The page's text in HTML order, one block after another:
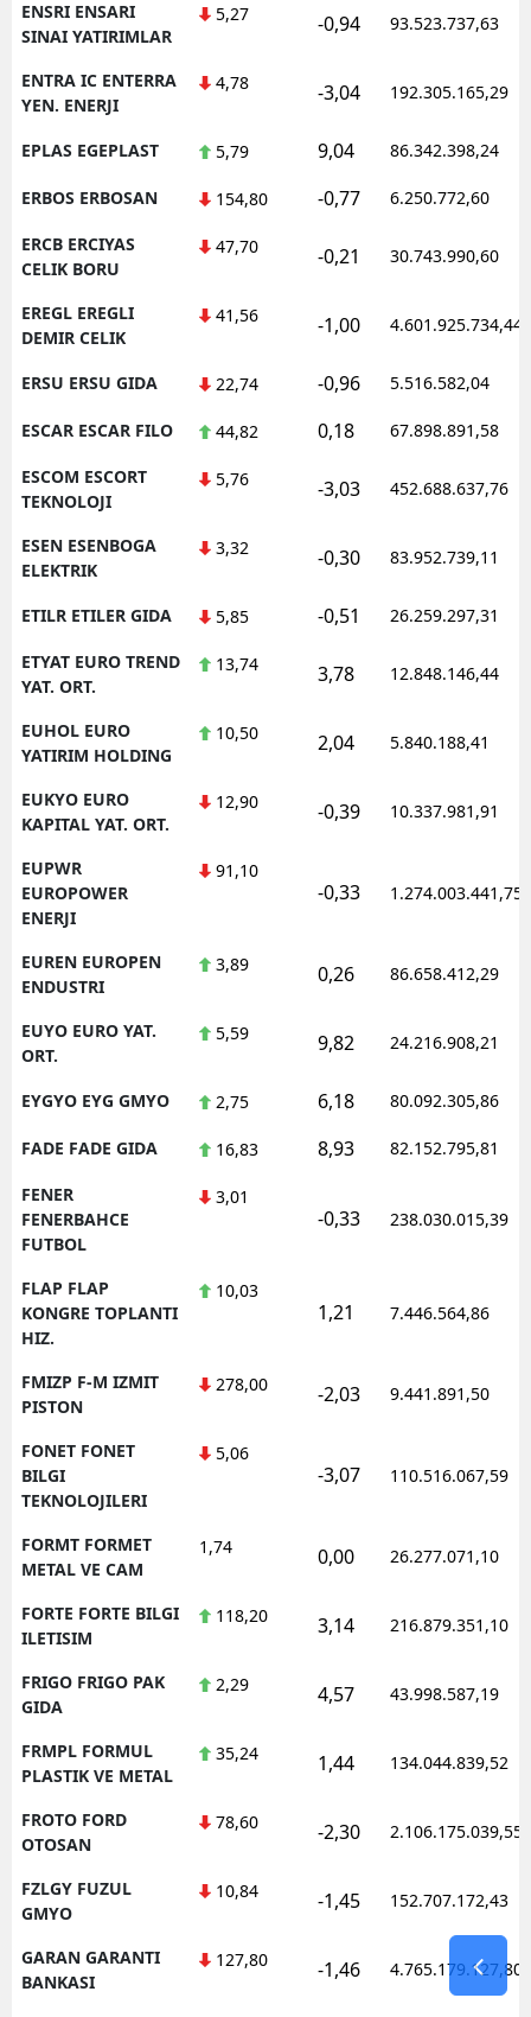
ENSRI ENSARI
SINAI YATIRIMLAR
5,27 -0,94 93.523.737,63
ENTRA IC ENTERRA
YEN. ENERJI
4,78 -3,04 192.305.165,29
EPLAS EGEPLAST 5,79 9,04 86.342.398,24
ERBOS ERBOSAN 154,80 -0,77 6.250.772,60
ERCB ERCIYAS
CELIK BORU
47,70 -0,21 30.743.990,60
EREGL EREGLI
DEMIR CELIK
41,56 -1,00 4.601.925.734,44
ERSU ERSU GIDA 22,74 -0,96 5.516.582,04
ESCAR ESCAR FILO 44,82 0,18 67.898.891,58
ESCOM ESCORT
TEKNOLOJI
5,76 -3,03 452.688.637,76
ESEN ESENBOGA
ELEKTRIK
3,32 -0,30 83.952.739,11
ETILR ETILER GIDA 5,85 -0,51 26.259.297,31
ETYAT EURO TREND
YAT. ORT.
13,74 3,78 12.848.146,44
EUHOL EURO
YATIRIM HOLDING
10,50 2,04 5.840.188,41
EUKYO EURO
KAPITAL YAT. ORT.
12,90 -0,39 10.337.981,91
EUPWR
EUROPOWER
ENERJI
91,10
-0,33 1.274.003.441,75
EUREN EUROPEN
ENDUSTRI
3,89 0,26 86.658.412,29
EUYO EURO YAT.
ORT.
5,59 9,82 24.216.908,21
EYGYO EYG GMYO 2,75 6,18 80.092.305,86
FADE FADE GIDA 16,83 8,93 82.152.795,81
FENER
FENERBAHCE
FUTBOL
3,01
-0,33 238.030.015,39
FLAP FLAP
KONGRE TOPLANTI
HIZ.
10,03
1,21 7.446.564,86
FMIZP F-M IZMIT
PISTON
278,00 -2,03 9.441.891,50
FONET FONET
BILGI
TEKNOLOJILERI
5,06
-3,07 110.516.067,59
FORMT FORMET
METAL VE CAM
1,74 0,00 26.277.071,10
FORTE FORTE BILGI
ILETISIM
118,20 3,14 216.879.351,10
FRIGO FRIGO PAK
GIDA
2,29 4,57 43.998.587,19
FRMPL FORMUL
PLASTIK VE METAL
35,24 1,44 134.044.839,52
FROTO FORD
OTOSAN
78,60 -2,30 2.106.175.039,55
FZLGY FUZUL
GMYO
10,84 -1,45 152.707.172,43
GARAN GARANTI
BANKASI
127,80 -1,46 4.765.179.127,80